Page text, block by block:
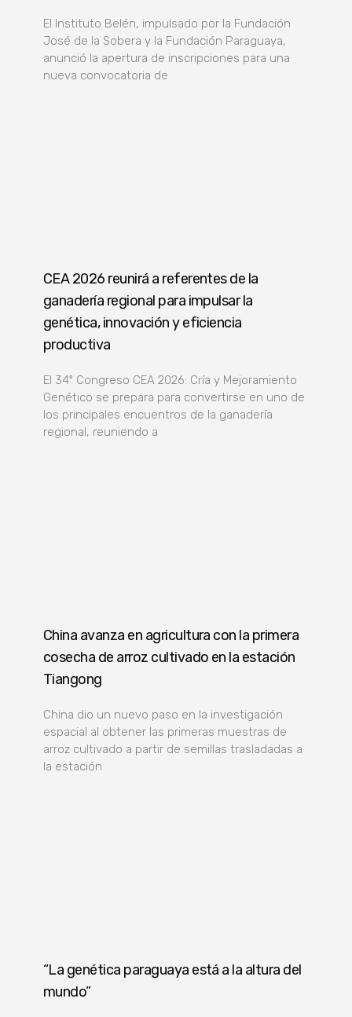
El Instituto Belén, impulsado por la Fundación
José de la Sobera y la Fundación Paraguaya,
anunció la apertura de inscripciones para una
nueva convocatoria de
CEA 2026 reunirá a referentes de la
ganadería regional para impulsar la
genética, innovación y eficiencia
productiva
El 34º Congreso CEA 2026: Cría y Mejoramiento
Genético se prepara para convertirse en uno de
los principales encuentros de la ganadería
regional, reuniendo a
China avanza en agricultura con la primera
cosecha de arroz cultivado en la estación
Tiangong
China dio un nuevo paso en la investigación
espacial al obtener las primeras muestras de
arroz cultivado a partir de semillas trasladadas a
la estación
“La genética paraguaya está a la altura del
mundo”